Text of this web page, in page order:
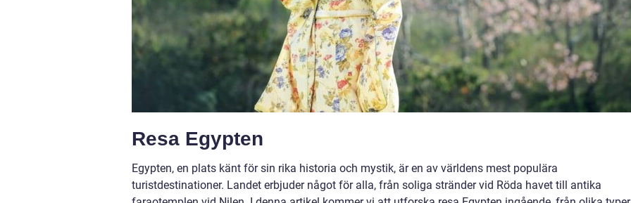
Resa Egypten
Egypten, en plats känt för sin rika historia och mystik, är en av världens mest populära
turistdestinationer. Landet erbjuder något för alla, från soliga stränder vid Röda havet till antika